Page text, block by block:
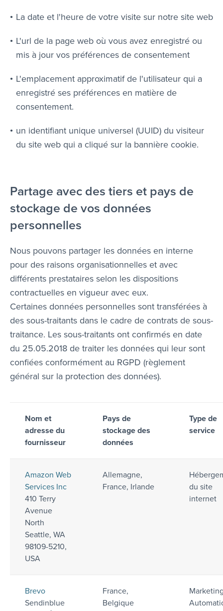
La date et l'heure de votre visite sur notre site web
L'url de la page web où vous avez enregistré ou
mis à jour vos préférences de consentement
L'emplacement approximatif de l'utilisateur qui a
enregistré ses préférences en matière de
consentement.
un identifiant unique universel (UUID) du visiteur
du site web qui a cliqué sur la bannière cookie.
Partage avec des tiers et pays de
stockage de vos données
personnelles
Nous pouvons partager les données en interne
pour des raisons organisationnelles et avec
différents prestataires selon les dispositions
contractuelles en vigueur avec eux.
Certaines données personnelles sont transférées à
des sous-traitants dans le cadre de contrats de sous-
traitance. Les sous-traitants ont confirmés en date
du 25.05.2018 de traiter les données qui leur sont
confiées conformément au RGPD (règlement
général sur la protection des données).
Nom et
adresse du
fournisseur
Pays de
stockage des
données
Type de
service
Amazon Web
Services Inc
410 Terry
Avenue
North
Seattle, WA
98109-5210,
USA
Allemagne,
France, Irlande
du site
internet
Brevo
Sendinblue
France,
Belgique